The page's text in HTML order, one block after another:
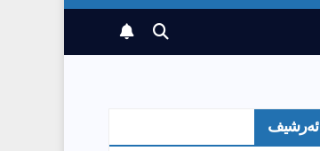
ئەرشیف